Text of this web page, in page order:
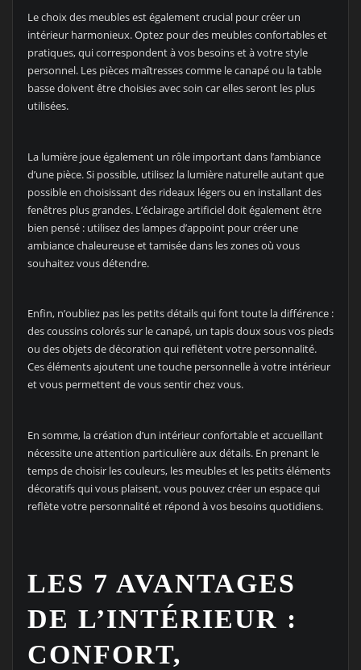
Le choix des meubles est également crucial pour créer un
intérieur harmonieux. Optez pour des meubles confortables et
pratiques, qui correspondent à vos besoins et à votre style
personnel. Les pièces maîtresses comme le canapé ou la table
basse doivent être choisies avec soin car elles seront les plus
utilisées.
La lumière joue également un rôle important dans l’ambiance
d’une pièce. Si possible, utilisez la lumière naturelle autant que
possible en choisissant des rideaux légers ou en installant des
fenêtres plus grandes. L’éclairage artificiel doit également être
bien pensé : utilisez des lampes d’appoint pour créer une
ambiance chaleureuse et tamisée dans les zones où vous
souhaitez vous détendre.
Enfin, n’oubliez pas les petits détails qui font toute la différence :
des coussins colorés sur le canapé, un tapis doux sous vos pieds
ou des objets de décoration qui reflètent votre personnalité.
Ces éléments ajoutent une touche personnelle à votre intérieur
et vous permettent de vous sentir chez vous.
En somme, la création d’un intérieur confortable et accueillant
nécessite une attention particulière aux détails. En prenant le
temps de choisir les couleurs, les meubles et les petits éléments
décoratifs qui vous plaisent, vous pouvez créer un espace qui
reflète votre personnalité et répond à vos besoins quotidiens.
LES 7 AVANTAGES
DE L’INTÉRIEUR :
CONFORT,